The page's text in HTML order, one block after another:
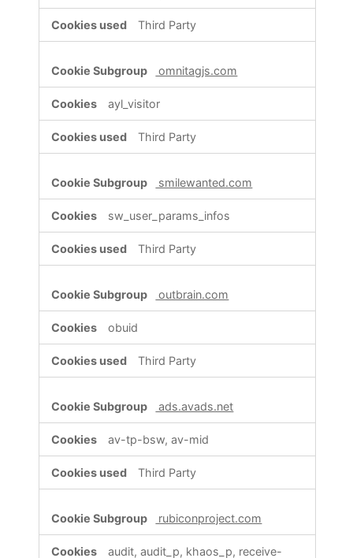
Third Party
omnitagjs.com
ayl_visitor
Third Party
smilewanted.com
sw_user_params_infos
Third Party
outbrain.com
obuid
Third Party
ads.avads.net
av-tp-bsw, av-mid
Third Party
rubiconproject.com
audit, audit_p, khaos_p, receive-